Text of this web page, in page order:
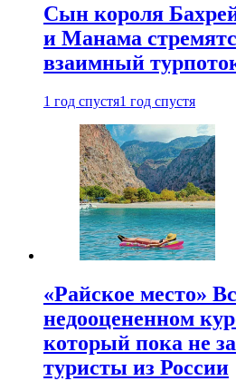
Сын короля
и Манама
взаимный
1 год спустя1 год спустя
«Райское место»
недооцененном
который пока не
туристы из России